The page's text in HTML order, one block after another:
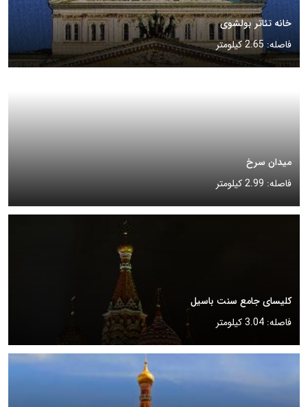
خانه تئاتر بولشوی
فاصله: 2.65 کیلومتر
میدان سرخ
فاصله: 2.99 کیلومتر
کلیسای جامع سنت باسیل
فاصله: 3.04 کیلومتر